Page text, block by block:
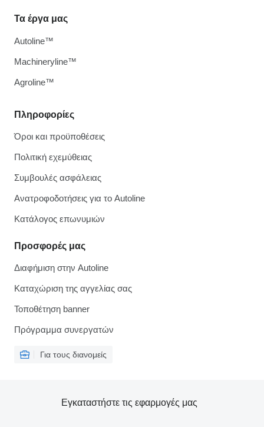
Πληροφορίες
Όροι και προϋποθέσεις
Πολιτική εχεμύθειας
Συμβουλές ασφάλειας
Ανατροφοδοτήσεις για το Autoline
Κατάλογος επωνυμιών
Προσφορές μας
Διαφήμιση στην Autoline
Καταχώριση της αγγελίας σας
Τοποθέτηση banner
Πρόγραμμα συνεργατών
Για τους διανομείς
Τα έργα μας
Autoline™
Machineryline™
Agroline™
Εγκαταστήστε τις εφαρμογές μας